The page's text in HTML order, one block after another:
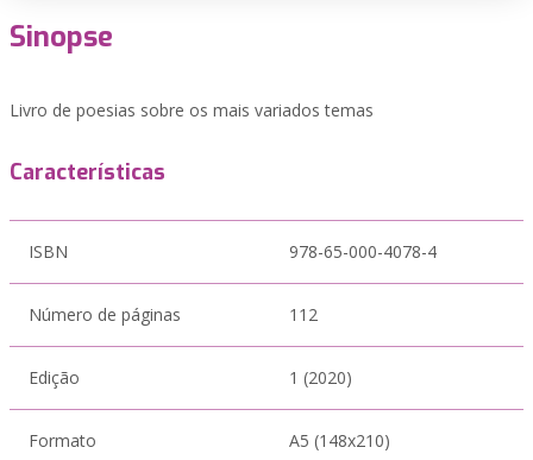
Sinopse
Livro de poesias sobre os mais variados temas
Características
ISBN 978-65-000-4078-4
Número de páginas 112
Edição 1 (2020)
Formato A5 (148x210)